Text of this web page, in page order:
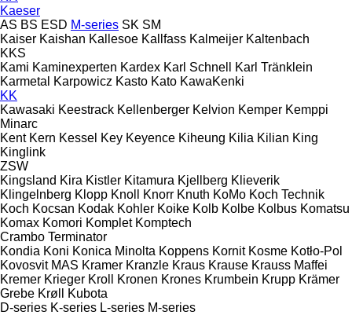
Kaeser
AS BS ESD M-series SK SM
Kaiser Kaishan Kallesoe Kallfass Kalmeijer Kaltenbach
KKS
Kami Kaminexperten Kardex Karl Schnell
Karl Tränklein
Karmetal
Karpowicz Kasto Kato KawaKenki
KK
Kawasaki Keestrack Kellenberger Kelvion Kemper Kemppi
Minarc
Kent Kern Kessel Key Keyence Kiheung Kilia Kilian King
Kinglink
ZSW
Kingsland Kira Kistler Kitamura Kjellberg Klieverik
Klingelnberg Klopp Knoll Knorr Knuth KoMo Koch Technik
Koch Kocsan Kodak Kohler Koike Kolb Kolbe Kolbus Komatsu
Komax Komori Komplet Komptech
Crambo Terminator
Kondia Koni Konica Minolta Koppens Kornit Kosme Kotło-Pol
Kovosvit MAS Kramer Kranzle Kraus Krause Krauss Maffei
Kremer Krieger Kroll Kronen Krones Krumbein Krupp Krämer
Grebe Krøll
Kubota
D-series K-series L-series M-series